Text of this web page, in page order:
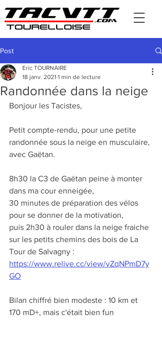
Post
Randonnée dans la neige
Eric TOURNAIRE
18 janv. 2021 1 min de lecture
Bonjour les Tacistes,
Petit compte-rendu, pour une petite
randonnée sous la neige en musculaire,
avec Gaëtan.
8h30 la C3 de Gaëtan peine à monter
dans ma cour enneigée,
30 minutes de préparation des vélos
pour se donner de la motivation,
puis 2h30 à rouler dans la neige fraiche
sur les petits chemins des bois de La
Tour de Salvagny :
https://www.relive.cc/view/vZqNPmD7y
GO
Bilan chiffré bien modeste : 10 km et
170 mD+, mais c'était bien fun